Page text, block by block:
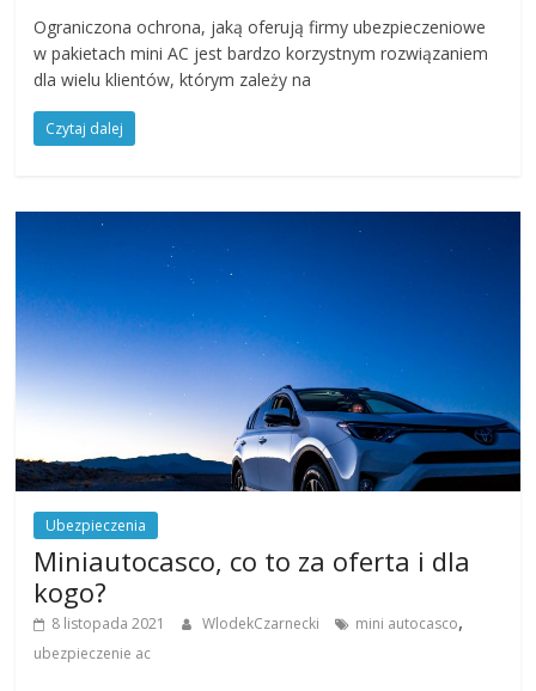
Ograniczona ochrona, jaką oferują firmy ubezpieczeniowe
w pakietach mini AC jest bardzo korzystnym rozwiązaniem
dla wielu klientów, którym zależy na
Czytaj dalej
Ubezpieczenia
Miniautocasco, co to za oferta i dla
kogo?
8 listopada 2021 WlodekCzarnecki mini autocasco,
ubezpieczenie ac